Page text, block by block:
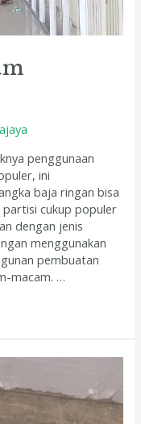
penggunaan
ini
baja ringan bisa
cukup populer
dengan jenis
menggunakan
pembuatan
macam. …